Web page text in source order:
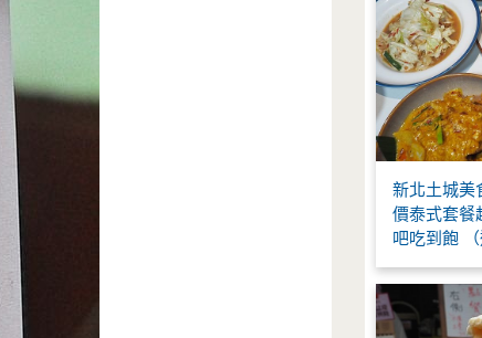
新北土城
價泰式套餐
吧吃到飽 （